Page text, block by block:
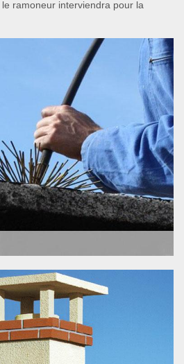
ramoneur interviendra pour la